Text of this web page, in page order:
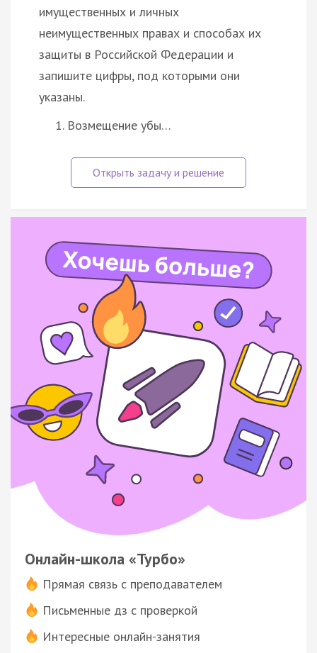
имущественных и личных
неимущественных правах и способах их
защиты в Российской Федерации и
запишите цифры, под которыми они
указаны.
Возмещение убы…
Онлайн-школа «Турбо»
Прямая связь с преподавателем
Письменные дз с проверкой
Интересные онлайн-занятия